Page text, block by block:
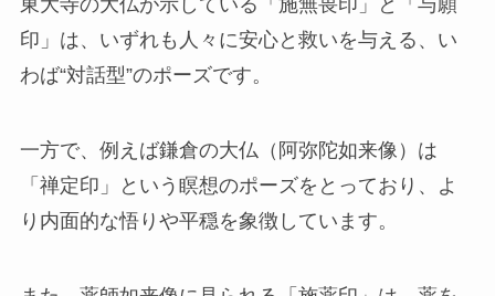
印」は、いずれも人々に安心と救いを与える、い
わば“対話型”のポーズです。
一方で、例えば鎌倉の大仏（阿弥陀如来像）は
「禅定印」という瞑想のポーズをとっており、よ
り内面的な悟りや平穏を象徴しています。